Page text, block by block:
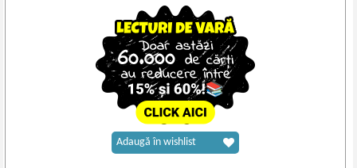
Adaugă în wishlist